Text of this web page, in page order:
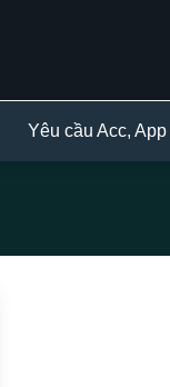
Yêu cầu Acc, App